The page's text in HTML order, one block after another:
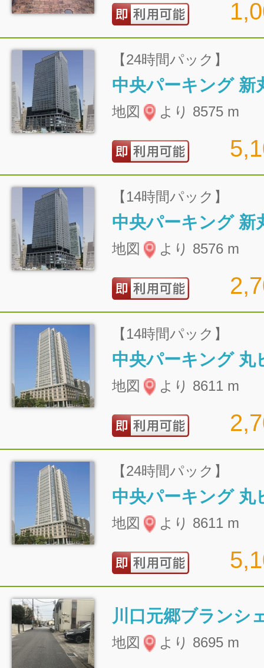
【24時間パック】
地図 より 8575 m
【14時間パック】
地図 より 8576 m
【14時間パック】
地図 より 8611 m
【24時間パック】
地図 より 8611 m
川口元郷ブランシ
地図 より 8695 m